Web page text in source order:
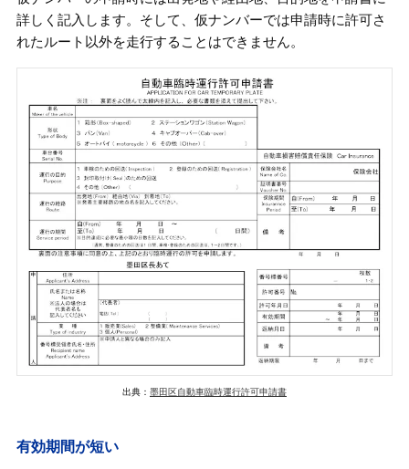
詳しく記入します。そして、仮ナンバーでは申請時に許可さ
れたルート以外を走行することはできません。
出典： 墨田区自動車臨時運行許可申請書
有効期間が短い